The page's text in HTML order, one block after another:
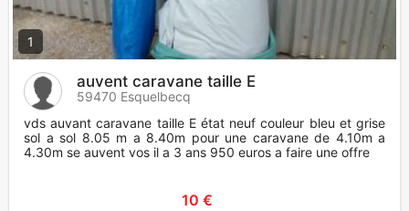
1
auvent caravane taille E
59470 Esquelbecq
vds auvant caravane taille E état neuf couleur bleu et grise
sol a sol 8.05 m a 8.40m pour une caravane de 4.10m a
4.30m se auvent vos il a 3 ans 950 euros a faire une offre
10 €